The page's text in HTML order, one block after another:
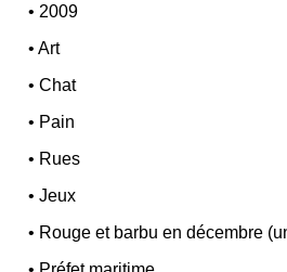
•2009
•Art
•Chat
• Pain
• Rues
•Jeux
• Rouge et barbu en décembre